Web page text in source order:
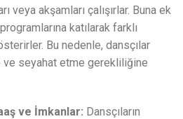
veya akşamları çalışırlar. Buna ek
katılarak farklı
Bu nedenle, dansçılar
ve seyahat etme gerekliliğine
ve İmkanlar: Dansçıların